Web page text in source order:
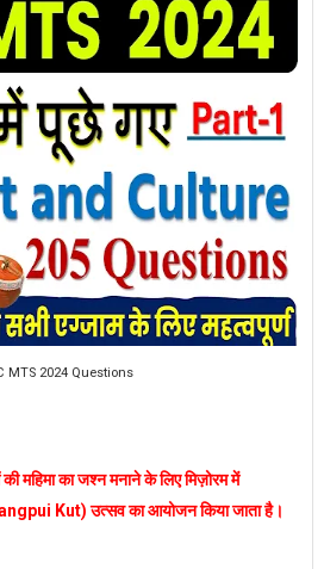
MTS 2024 Questions
महिमा का जश्न मनाने के लिए मिज़ोरम में
Kut) उत्सव का आयोजन किया जाता है।